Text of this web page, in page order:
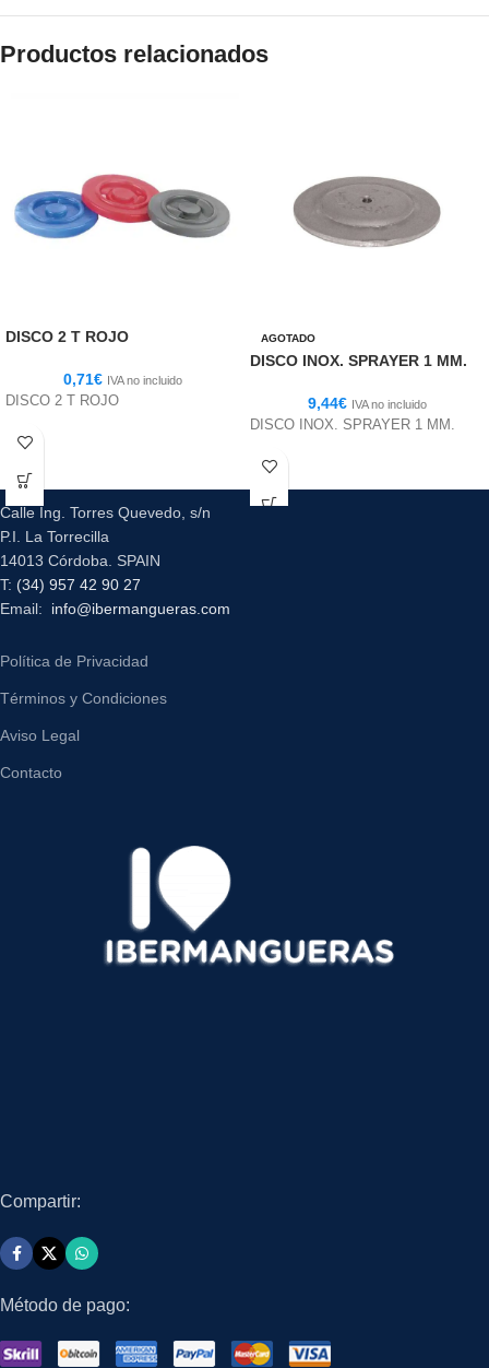
Productos relacionados
DISCO 2 T ROJO
0,71€ IVA no incluido
DISCO 2 T ROJO
AGOTADO
DISCO INOX. SPRAYER 1 MM.
9,44€ IVA no incluido
DISCO INOX. SPRAYER 1 MM.
Calle Ing. Torres Quevedo, s/n
P.I. La Torrecilla
14013 Córdoba. SPAIN
T: (34) 957 42 90 27
Email: info@ibermangueras.com
Política de Privacidad
Términos y Condiciones
Aviso Legal
Contacto
Compartir:
Método de pago: